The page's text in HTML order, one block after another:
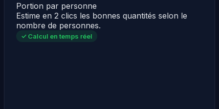
Portion par personne
Estime en 2 clics les bonnes quantités selon le
nombre de personnes.
✓ Calcul en temps réel